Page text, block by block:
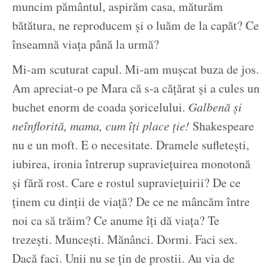
muncim pământul, aspirăm casa, măturăm
bătătura, ne reproducem și o luăm de la capăt? Ce
înseamnă viața până la urmă?
Mi-am scuturat capul. Mi-am mușcat buza de jos.
Am apreciat-o pe Mara că s-a cățărat și a cules un
buchet enorm de coada șoricelului. Galbenă și
neînflorită, mama, cum îți place ție! Shakespeare
nu e un moft. E o necesitate. Dramele sufletești,
iubirea, ironia întrerup supraviețuirea monotonă
și fără rost. Care e rostul supraviețuirii? De ce
ținem cu dinții de viață? De ce ne mâncăm între
noi ca să trăim? Ce anume îți dă viața? Te
trezești. Muncești. Mănânci. Dormi. Faci sex.
Dacă faci. Unii nu se țin de prostii. Au via de